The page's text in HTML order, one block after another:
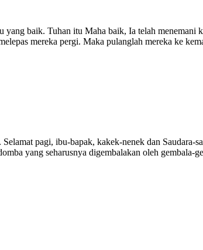
yang baik. Tuhan itu Maha baik, Ia telah
mereka pergi. Maka pulanglah mereka ke
pagi, ibu-bapak, kakek-nenek dan
yang seharusnya digembalakan oleh